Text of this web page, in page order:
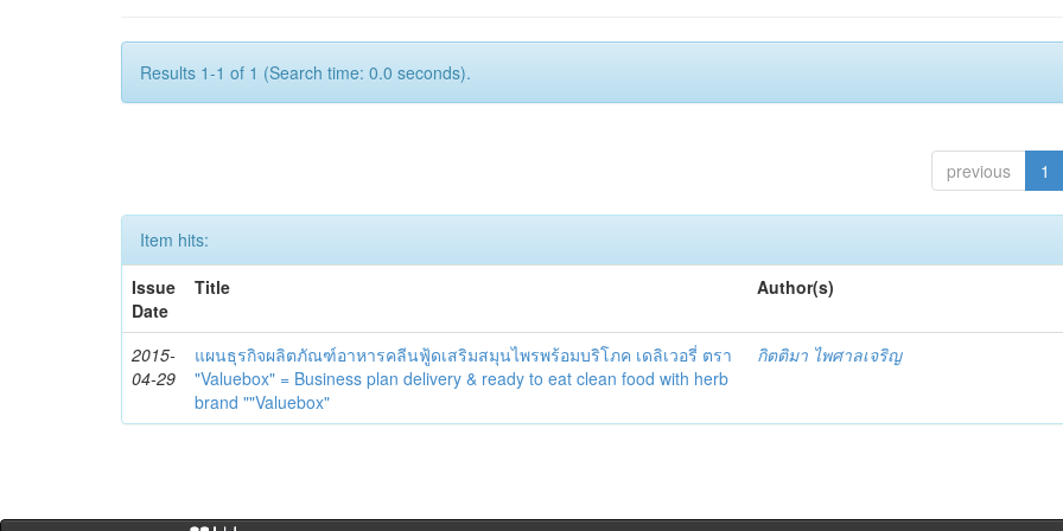
Results 1-1 of 1 (Search time: 0.0 seconds).
previous 1
Item hits:
Issue
Date
Title Author(s)
2015-
04-29
แผนธุรกิจผลิตภัณฑ์อาหารคลีนฟู้ดเสริมสมุนไพรพร้อมบริโภค เดลิเวอรี่ ตรา
"Valuebox" = Business plan delivery & ready to eat clean food with herb
brand ""Valuebox"
กิตติมา ไพศาลเจริญ